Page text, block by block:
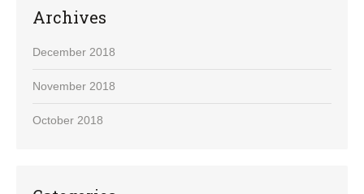
Archives
December 2018
November 2018
October 2018